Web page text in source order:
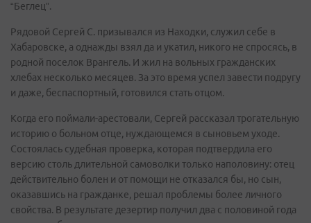
“Беглец”.
Рядовой Сергей С. призывался из Находки, служил себе в
Хабаровске, а однажды взял да и укатил, никого не спросясь, в
родной поселок Врангель. И жил на вольных гражданских
хлебах несколько месяцев. За это время успел завести подругу
и даже, беспаспортный, готовился стать отцом.
Когда его поймали-арестовали, Сергей рассказал трогательную
историю о больном отце, нуждающемся в сыновьем уходе.
Состоялась судебная проверка, которая подтвердила его
версию столь длительной самоволки только наполовину: отец
действительно болен и от помощи не отказался бы, но сын,
оказавшись на гражданке, решал проблемы более личного
свойства. В результате дезертир получил два с половиной года